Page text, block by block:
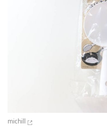
michill